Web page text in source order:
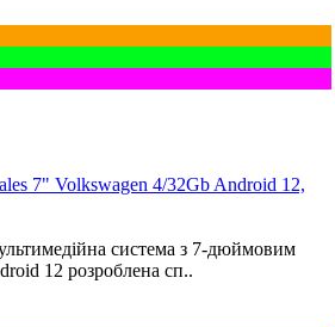
7" Volkswagen 4/32Gb Android 12,
система з 7-дюймовим
12 розроблена сп..